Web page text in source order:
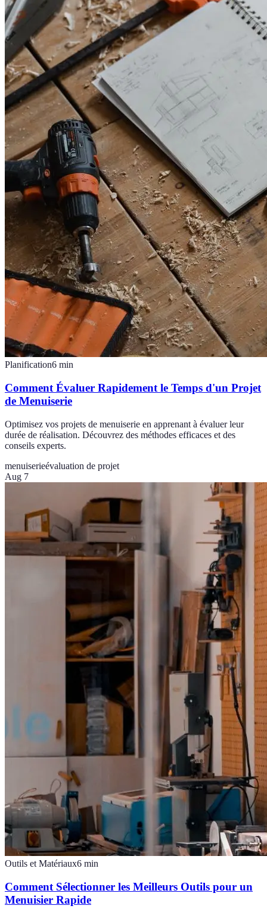
Planification6 min
Comment Évaluer Rapidement le Temps d'un Projet
de Menuiserie
Optimisez vos projets de menuiserie en apprenant à évaluer leur
durée de réalisation. Découvrez des méthodes efficaces et des
conseils experts.
menuiserieévaluation de projet
Aug 7
Outils et Matériaux6 min
Comment Sélectionner les Meilleurs Outils pour un
Menuisier Rapide